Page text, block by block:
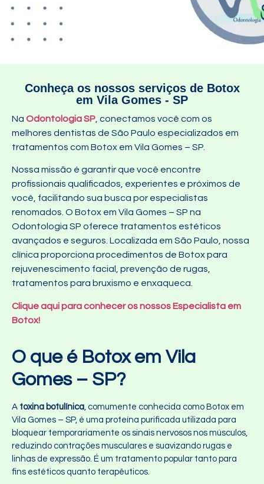
Conheça os nossos serviços de Botox
em Vila Gomes - SP
Na Odontologia SP , conectamos você com os
melhores dentistas de São Paulo especializados em
tratamentos com Botox em Vila Gomes – SP.
Nossa missão é garantir que você encontre
profissionais qualificados, experientes e próximos de
você, facilitando sua busca por especialistas
renomados. O Botox em Vila Gomes – SP na
Odontologia SP oferece tratamentos estéticos
avançados e seguros. Localizada em São Paulo, nossa
clínica proporciona procedimentos de Botox para
rejuvenescimento facial, prevenção de rugas,
tratamentos para bruxismo e enxaqueca.
Clique aqui para conhecer os nossos Especialista em
Botox!
O que é Botox em Vila
Gomes – SP?
A toxina botulínica, comumente conhecida como Botox em
Vila Gomes – SP, é uma proteína purificada utilizada para
bloquear temporariamente os sinais nervosos nos músculos,
reduzindo contrações musculares e suavizando rugas e
linhas de expressão. É um tratamento popular tanto para
fins estéticos quanto terapêuticos.